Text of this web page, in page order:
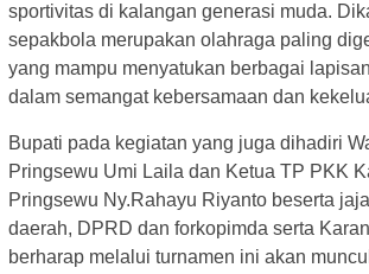
sportivitas di kalangan generasi muda.
sepakbola merupakan olahraga paling
yang mampu menyatukan berbagai
dalam semangat kebersamaan dan
Bupati pada kegiatan yang juga dihadiri
Pringsewu Umi Laila dan Ketua TP PKK
Pringsewu Ny.Rahayu Riyanto beserta
daerah, DPRD dan forkopimda serta
berharap melalui turnamen ini akan